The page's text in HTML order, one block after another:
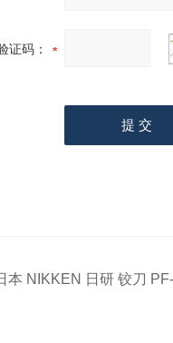
证码：
本 NIKKEN 日研 铰刀